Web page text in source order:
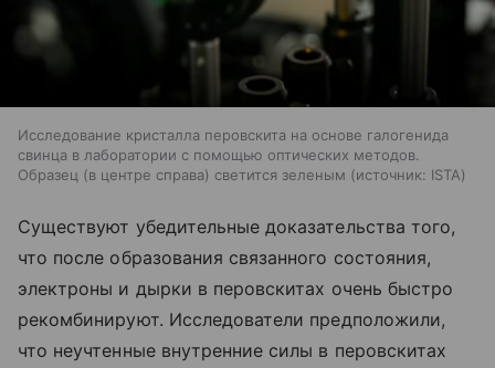
Исследование кристалла перовскита на основе галогенида
свинца в лаборатории с помощью оптических методов.
Образец (в центре справа) светится зеленым
источник: ISTA
Существуют убедительные доказательства того,
что после образования связанного состояния,
электроны и дырки в перовскитах очень быстро
рекомбинируют. Исследователи предположили,
что неучтенные внутренние силы в перовскитах